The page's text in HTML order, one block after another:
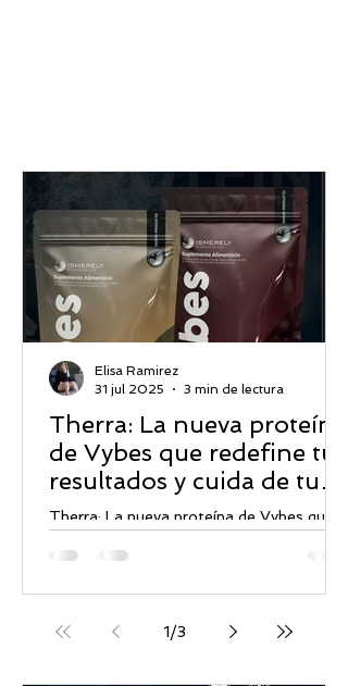
Therra: La nueva proteína
de Vybes que redefine tus
resultados y cuida de tu
bienestar
Therra: La nueva proteína de Vybes que
bienestar. ¿Quién dijo que una proteína es
Elisa Ramirez
31 jul 2025
3 min de lectura
1/3